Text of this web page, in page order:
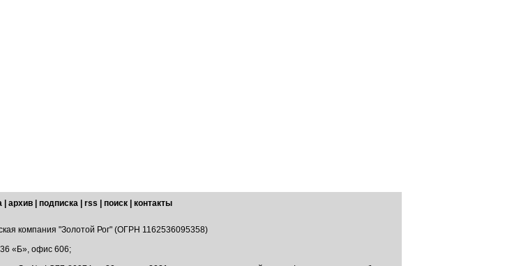
архив подписка rss поиск
контакты
компания "Золотой Рог" (ОГРН 1162536095358)
36 «Б», офис 606;